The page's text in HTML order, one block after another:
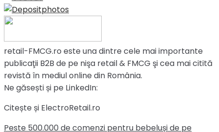
retail-FMCG.ro este una dintre cele mai importante
publicaţii B2B de pe nişa retail & FMCG şi cea mai citită
revistă în mediul online din România.
Ne găsești și pe LinkedIn:
Citește și ElectroRetail.ro
Peste 500.000 de comenzi pentru bebeluși de pe